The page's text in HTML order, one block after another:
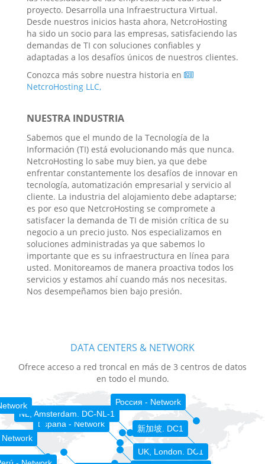
proyecto. Desarrolla una Infraestructura Virtual.
Desde nuestros inicios hasta ahora, NetcroHosting
ha sido un socio para las empresas, satisfaciendo las
demandas de TI con soluciones confiables y
adaptadas a los desafíos únicos de nuestros clientes.
Conozca más sobre nuestra historia en
NetcroHosting LLC,
NUESTRA INDUSTRIA
Sabemos que el mundo de la Tecnología de la
Información (TI) está evolucionando más que nunca.
NetcroHosting lo sabe muy bien, ya que debe
enfrentar constantemente los desafíos de innovar en
tecnología, automatización empresarial y servicio al
cliente. La industria del alojamiento debe adaptarse;
es por eso que NetcroHosting se compromete a
satisfacer la demanda de TI de misión crítica de su
negocio a un precio justo. Nos especializamos en
soluciones administradas ya que sabemos lo
importante que es su infraestructura en línea para
usted. Monitoreamos de manera proactiva todos los
servicios y estamos ahí cuando más nos necesitas.
Nos desempeñamos bien bajo presión.
DATA CENTERS & NETWORK
Ofrece acceso a red troncal en más de 3 centros de datos
en todo el mundo.
UK, London. DC1
España - Network
NL, Amsterdam. DC-NL-1
Россия - Network
新加坡. DC1